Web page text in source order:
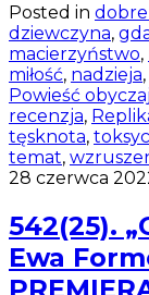
Posted in
dziewczyna,
macierzyństwo,
miłość, nadzieja,
Powieść
recenzja,
tęsknota,
temat,
28 czerwca
542(25).
Ewa